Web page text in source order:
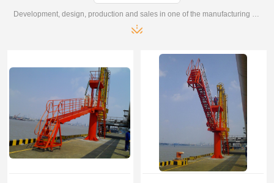
Development, design, production and sales in one of the manufacturing enterprises